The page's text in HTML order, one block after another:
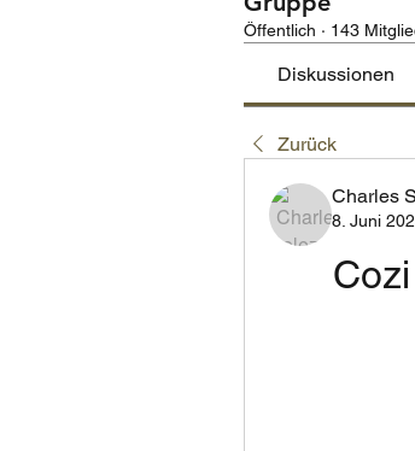
Öffentlich · 143
Diskussionen
Zurück
Charles
8. Juni